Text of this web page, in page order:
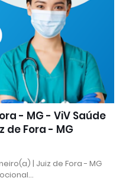
- MG - ViV Saúde
de Fora - MG
| Juiz de Fora - MG